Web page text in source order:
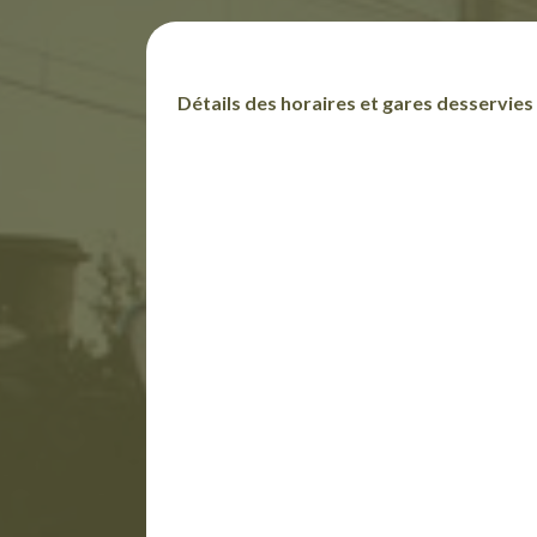
Détails des horaires et gares desservies